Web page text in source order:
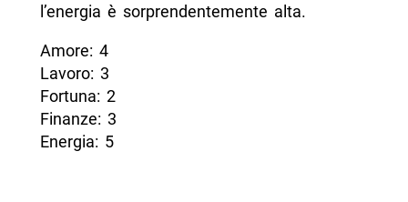
l’energia è sorprendentemente alta.
Amore: 4
Lavoro: 3
Fortuna: 2
Finanze: 3
Energia: 5